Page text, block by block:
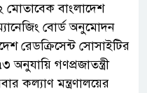
বাংলাদেশ
বোর্ড অনুমোদন
রেডক্রিসেন্ট সোসাইটির
অনুযায়ি গণপ্রজাতন্ত্রী
কল্যাণ মন্ত্রণালয়ের